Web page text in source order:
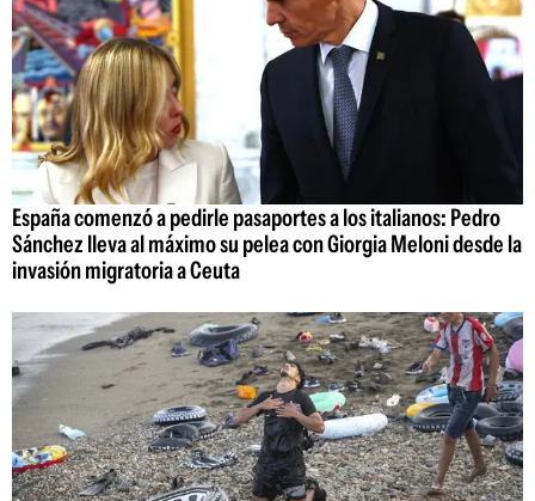
España comenzó a pedirle pasaportes a los italianos: Pedro
Sánchez lleva al máximo su pelea con Giorgia Meloni desde la
invasión migratoria a Ceuta